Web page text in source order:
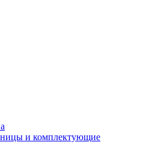
и комплектующие